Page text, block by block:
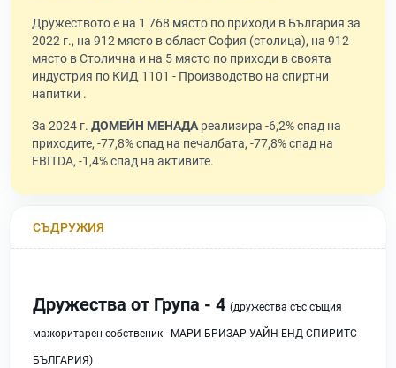
Дружеството е на 1 768 място по приходи в България за
2022 г., на 912 място в област София (столица), на 912
място в Столична и на 5 място по приходи в своята
индустрия по КИД 1101 - Производство на спиртни
напитки .
За 2024 г. ДОМЕЙН МЕНАДАреализира -6,2% спад на
приходите, -77,8% спад на печалбата, -77,8% спад на
EBITDA, -1,4% спад на активите.
СЪДРУЖИЯ
Дружества от Група - 4 (дружества със същия
мажоритарен собственик - МАРИ БРИЗАР УАЙН ЕНД СПИРИТС
БЪЛГАРИЯ)